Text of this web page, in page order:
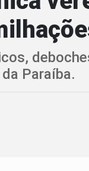
Paraíba.